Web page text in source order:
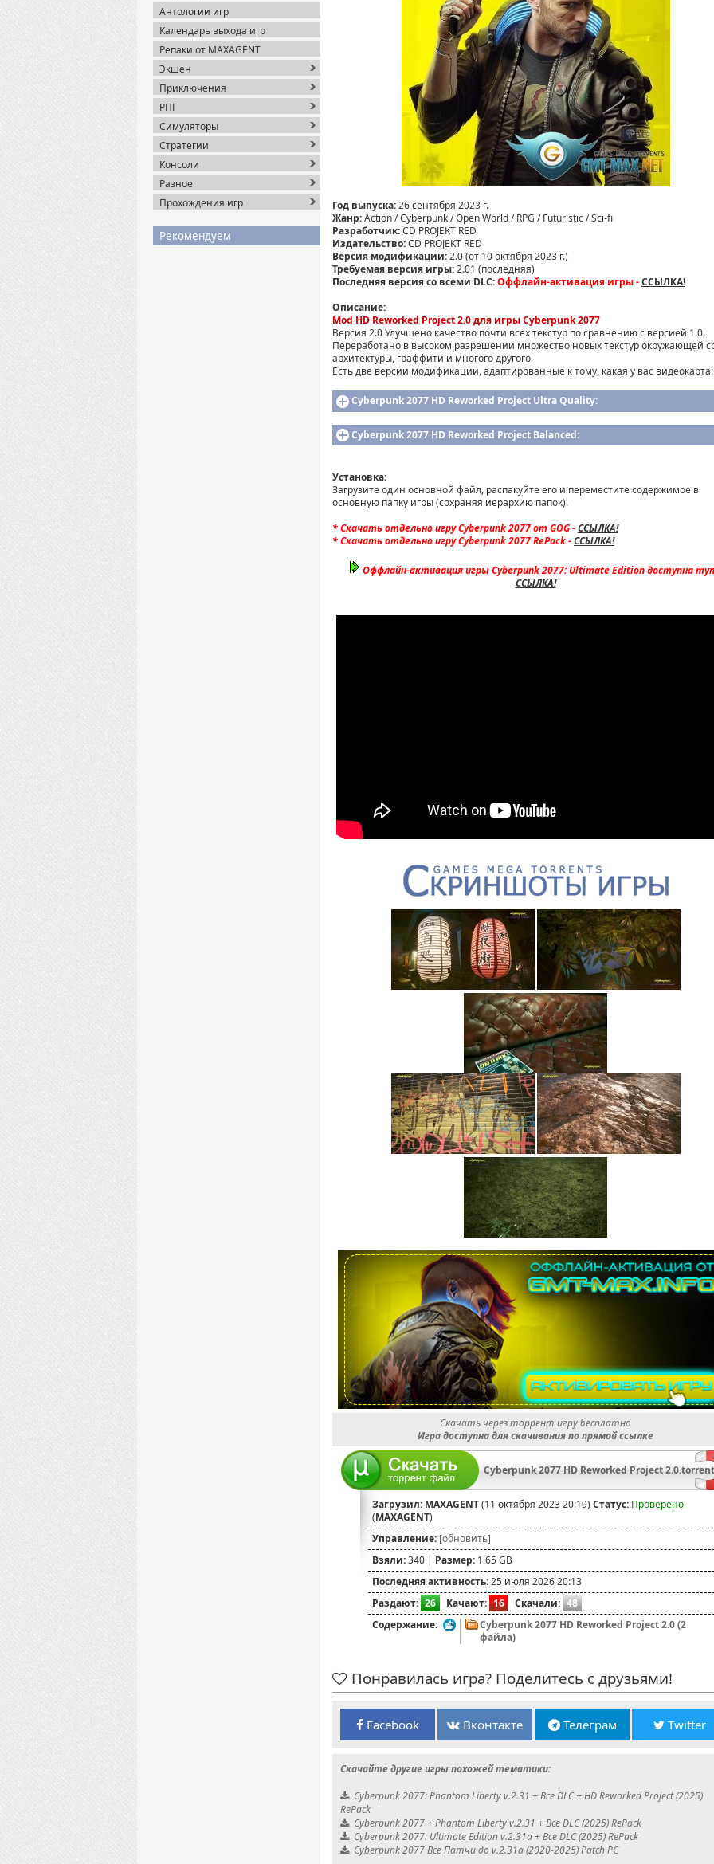
Антологии игр
Календарь выхода игр
Репаки от MAXAGENT
Экшен
Приключения
РПГ
Симуляторы
Стратегии
Консоли
Разное
Прохождения игр
Рекомендуем
Год выпуска:26 сентября 2023 г.
Жанр:Action / Cyberpunk / Open World / RPG / Futuristic / Sci-fi
Разработчик:CD PROJEKT RED
Издательство:CD PROJEKT RED
Версия модификации:2.0 (от 10 октября 2023 г.)
Требуемая версия игры:2.01 (последняя)
Последняя версия со всеми DLC:Оффлайн-активация игры -ССЫЛКА!
Описание:
Mod HD Reworked Project 2.0 для игры Cyberpunk 2077
Версия 2.0 Улучшено качество почти всех текстур по сравнению с версией 1.0.
Переработано в высоком разрешении множество новых текстур окружающей
архитектуры, граффити и многого другого.
Есть две версии модификации, адаптированные к тому, какая у вас видеокарта:
Cyberpunk 2077 HD Reworked Project Ultra Quality:
Cyberpunk 2077 HD Reworked Project Balanced:
Установка:
Загрузите один основной файл, распакуйте его и переместите содержимое в
основную папку игры (сохраняя иерархию папок).
* Скачать отдельно игру Cyberpunk 2077 от GOG -ССЫЛКА!
* Скачать отдельно игру Cyberpunk 2077 RePack -ССЫЛКА!
Оффлайн-активация игры Cyberpunk 2077: Ultimate Edition доступна
ССЫЛКА!
Скачать через торрент игру бесплатно
Игра доступна для скачивания по прямой ссылке
Cyberpunk 2077 HD Reworked Project 2.0.torrent
Загрузил: MAXAGENT(11 октября 2023 20:19) Статус: Проверено
(MAXAGENT)
Управление: [обновить]
Взяли:340 | Размер: 1.65 GB
Последняя активность:25 июля 2026 20:13
Раздают: 26 Качают: 16 Скачали: 48
Содержание:
Cyberpunk 2077 HD Reworked Project 2.0 (2
файла)
Понравилась игра? Поделитесь с друзьями!
Facebook Вконтакте Телеграм Twitter
Скачайте другие игры похожей тематики:
Cyberpunk 2077: Phantom Liberty v.2.31 + Все DLC + HD Reworked Project (2025)
RePack
Cyberpunk 2077 + Phantom Liberty v.2.31 + Все DLC (2025) RePack
Cyberpunk 2077: Ultimate Edition v.2.31a + Все DLC (2025) RePack
Cyberpunk 2077 Все Патчи до v.2.31a (2020-2025) Patch PC